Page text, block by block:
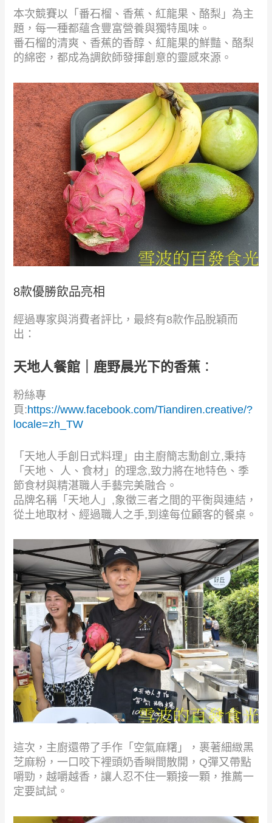
本次競賽以「番石榴、香蕉、紅龍果、酪梨」為主
題，每一種都蘊含豐富營養與獨特風味。
番石榴的清爽、香蕉的香醇、紅龍果的鮮豔、酪梨
的綿密，都成為調飲師發揮創意的靈感來源。
8款優勝飲品亮相
經過專家與消費者評比，最終有8款作品脫穎而
出：
天地人餐館｜鹿野晨光下的香蕉 ：
粉絲專
頁:https://www.facebook.com/Tiandiren.creative/?
locale=zh_TW
「天地人手創日式料理」由主廚簡志勳創立,秉持
「天地、 人、食材」的理念,致力將在地特色、季
節食材與精湛職人手藝完美融合。
品牌名稱「天地人」,象徵三者之間的平衡與連結，
從土地取材、經過職人之手,到達每位顧客的餐桌。
這次，主廚還帶了手作「空氣麻糬」，裹著細緻黑
芝麻粉，一口咬下裡頭奶香瞬間散開，Q彈又帶點
嚼勁，越嚼越香，讓人忍不住一顆接一顆，推薦一
定要試試。